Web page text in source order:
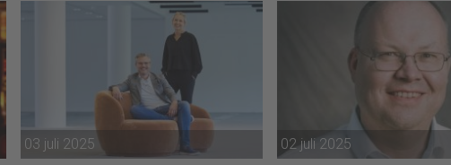
03 juli 2025 02 juli 2025